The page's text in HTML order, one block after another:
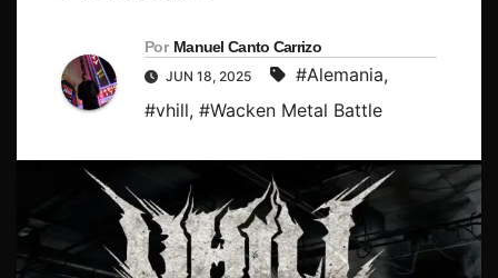
Por Manuel Canto Carrizo
JUN 18, 2025 #Alemania,
#vhill, #Wacken Metal Battle